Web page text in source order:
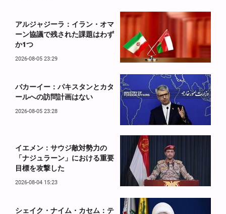
アルジャジーラ：イラン・オマ
ーン協議で残された課題はわず
か1つ
2026-08-05 23:29
バカーイー：パキスタンとカタ
ールへの訪問計画はない
2026-08-05 23:28
イエメン：サウジ敵対勢力の
「ナジュラーン」における重要
目標を攻撃した
2026-08-04 15:23
シェイク・ナイム・カセム：テ